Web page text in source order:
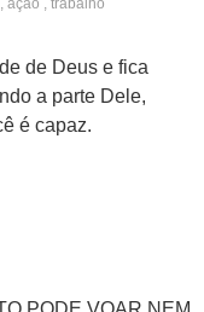
, ação , trabalho
de Deus e fica
a parte Dele,
é capaz.